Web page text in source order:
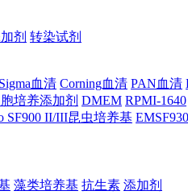
剂 转染试剂
Sigma血清 Corning血清 PAN血清
培养添加剂 DMEM RPMI-1640
SF900 II/III昆虫培养基
藻类培养基 抗生素 添加剂